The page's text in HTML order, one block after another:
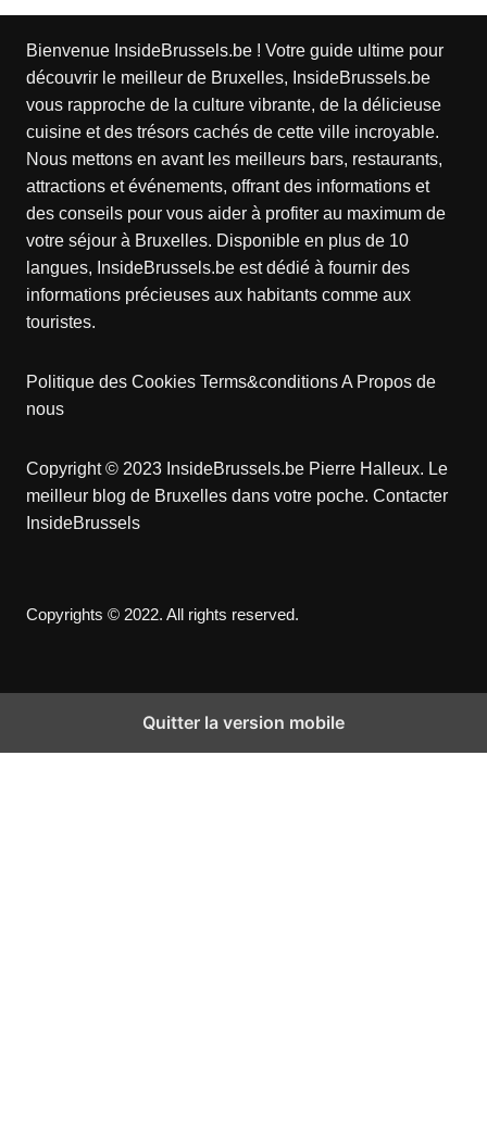
Bienvenue InsideBrussels.be ! Votre guide ultime pour
découvrir le meilleur de Bruxelles, InsideBrussels.be
vous rapproche de la culture vibrante, de la délicieuse
cuisine et des trésors cachés de cette ville incroyable.
Nous mettons en avant les meilleurs bars, restaurants,
attractions et événements, offrant des informations et
des conseils pour vous aider à profiter au maximum de
votre séjour à Bruxelles. Disponible en plus de 10
langues, InsideBrussels.be est dédié à fournir des
informations précieuses aux habitants comme aux
touristes.
Politique des Cookies Terms&conditionsA Propos de
nous
Copyright © 2023 InsideBrussels.be Pierre Halleux. Le
meilleur blog de Bruxelles dans votre poche. Contacter
InsideBrussels
Copyrights © 2022. All rights reserved.
Quitter la version mobile